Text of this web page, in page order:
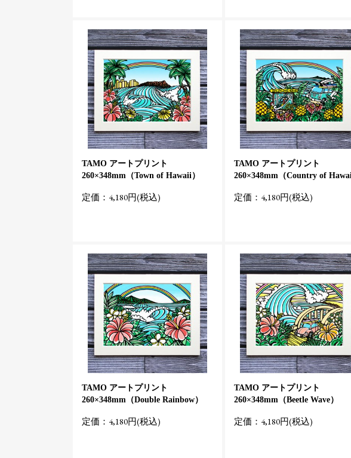
TAMO アートプリント
260×348mm（Town of Hawaii）
定価：4,180円(税込)
TAMO アートプリント
260×348mm（Country of
定価：4,180円(税込)
TAMO アートプリント
260×348mm（Double Rainbow）
定価：4,180円(税込)
TAMO アートプリント
260×348mm（Beetle Wave）
定価：4,180円(税込)